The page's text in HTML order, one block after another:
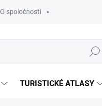
O spoločnosti
Hľadať
TURISTICKÉ ATLASY